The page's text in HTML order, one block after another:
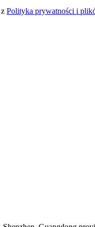
Polityka prywatności i